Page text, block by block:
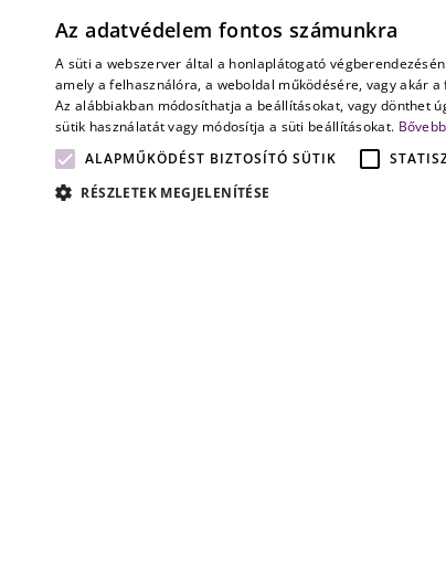
Csapatunk szakmailag
Dr.
Az adatvédelem fontos számunkra
A süti a webszerver által a honlaplátogató
amely a felhasználóra, a weboldal működésére, vagy akár
Az alábbiakban módosíthatja a beállításokat, vagy dönthet
sütik használatát vagy módosítja a süti beállításokat.
ALAPMŰKÖDÉST BIZTOSÍTÓ SÜTIK
RÉSZLETEK MEGJELENÍTÉSE